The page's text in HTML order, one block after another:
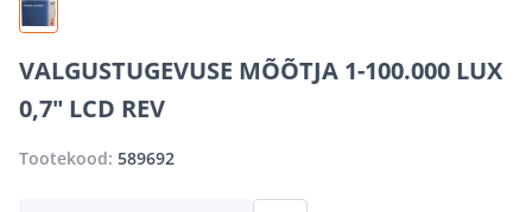
VALGUSTUGEVUSE MÕÕTJA 1-100.000 LUX
0,7" LCD REV
Tootekood: 589692